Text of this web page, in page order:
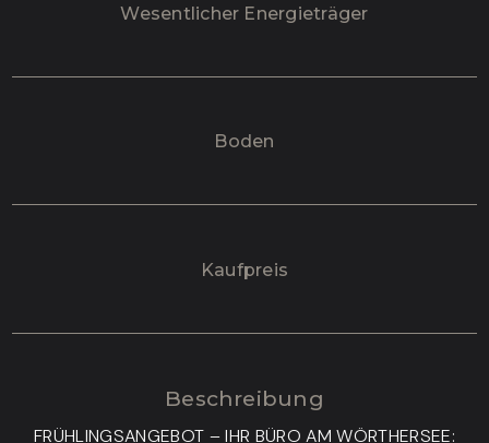
Wesentlicher Energieträger
Boden
Kaufpreis
Beschreibung
FRÜHLINGSANGEBOT – IHR BÜRO AM WÖRTHERSEE: